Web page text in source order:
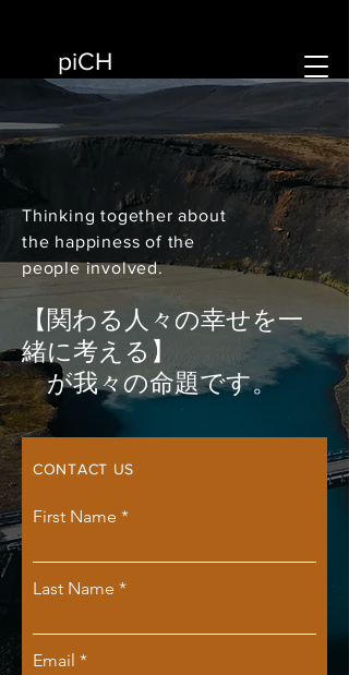
piCH
Thinking together about
the happiness of the
people involved.
【関わる人々の幸せを一
緒に考える】
が我々の命題です。
CONTACT US
First Name
Last Name
Email